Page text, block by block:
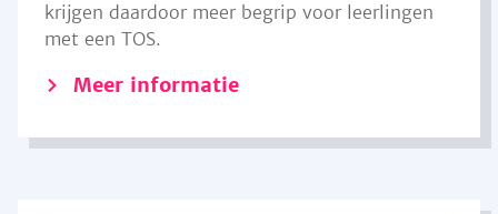
krijgen daardoor meer begrip voor leerlingen
met een TOS.
Meer informatie